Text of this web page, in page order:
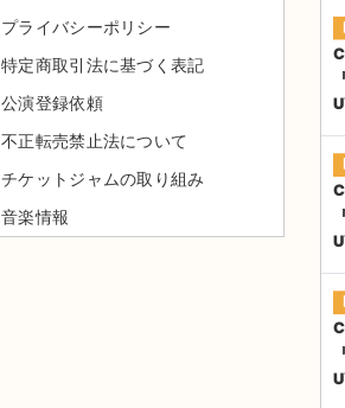
プライバシーポリシー
特定商取引法に基づく表記
公演登録依頼
不正転売禁止法について
チケットジャムの取り組み
音楽情報